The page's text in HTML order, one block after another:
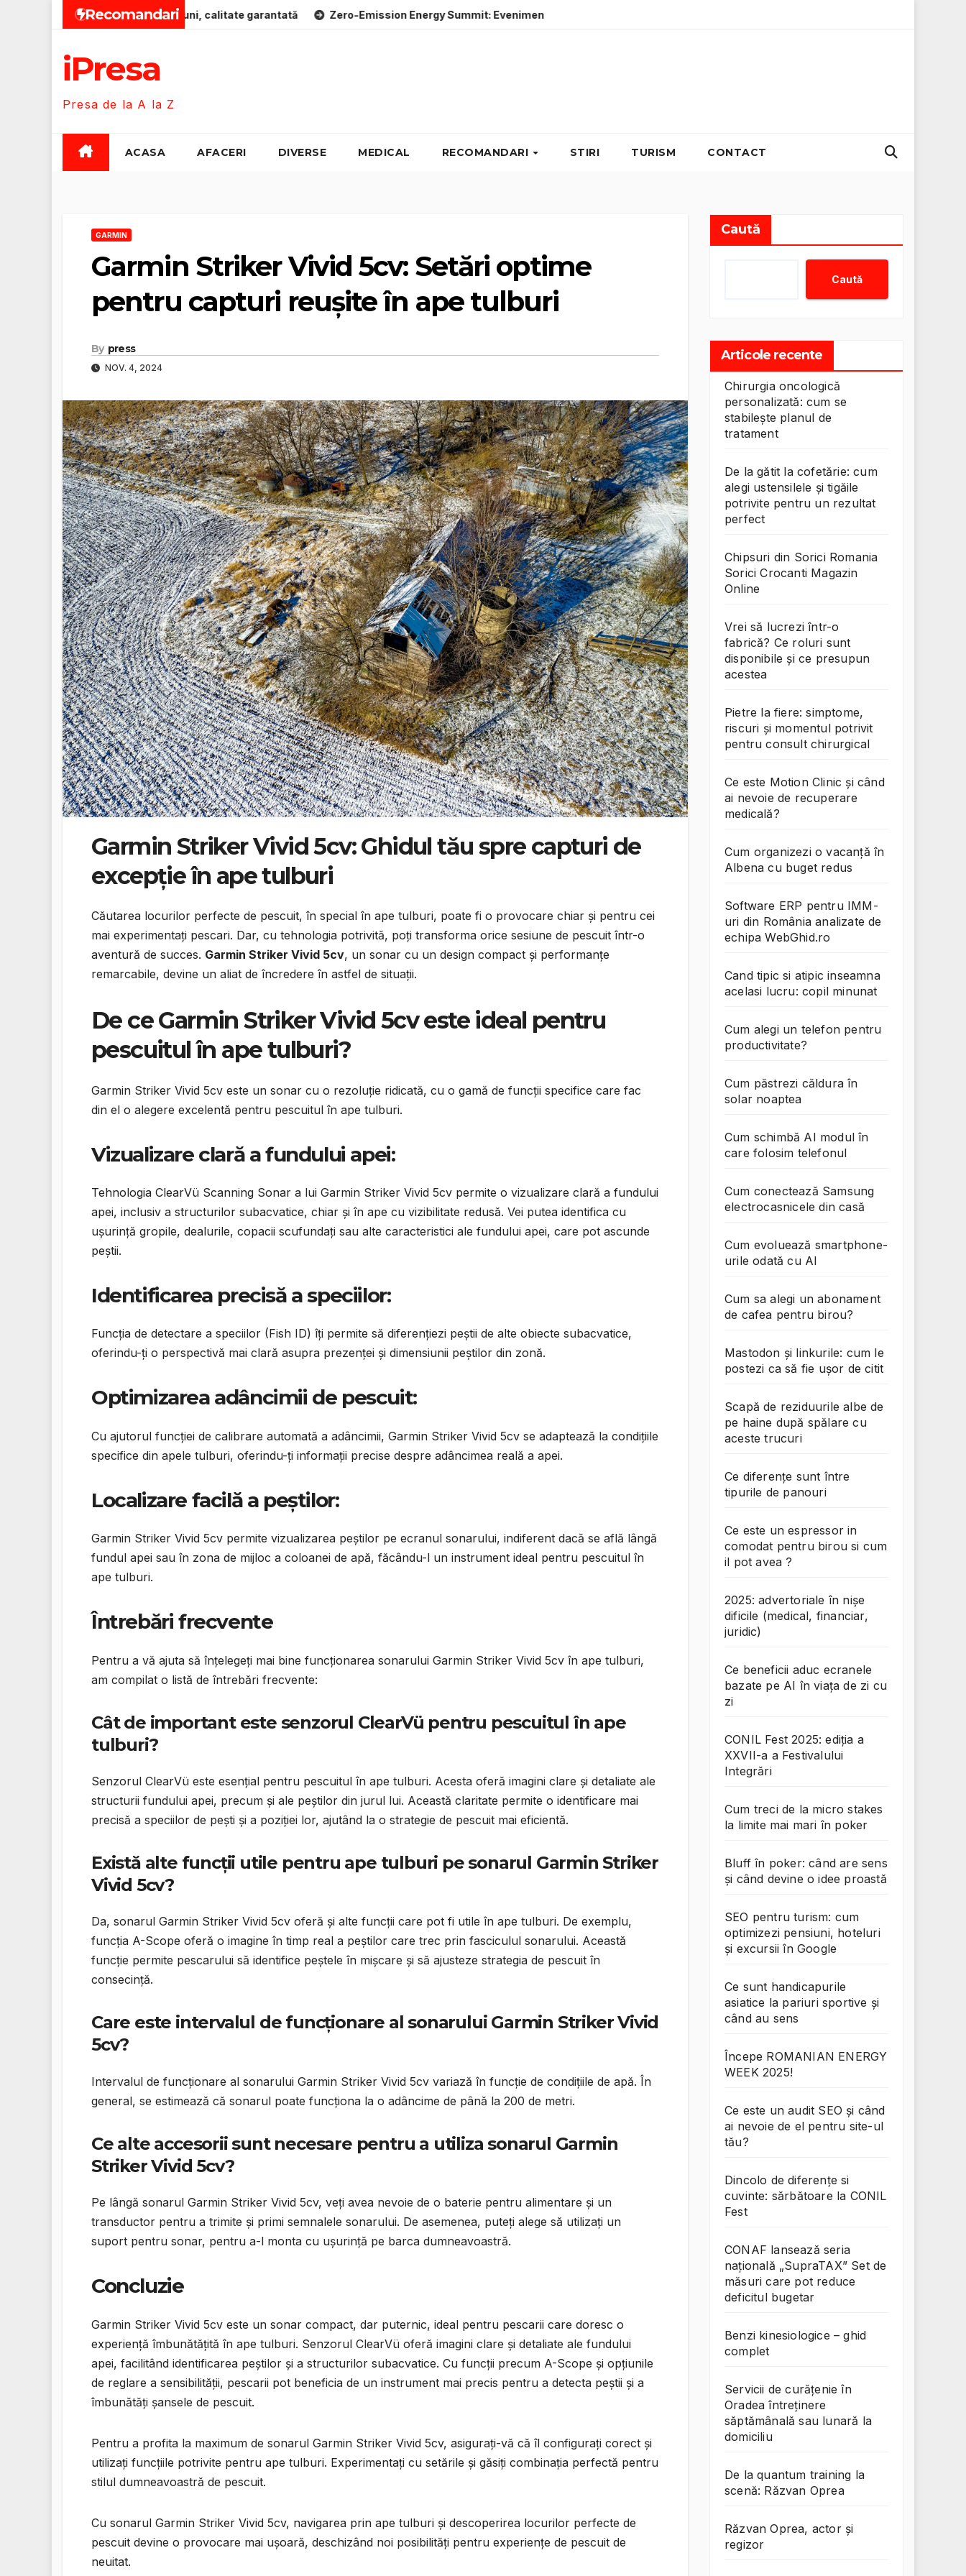
Recomandari
pentru bebeluși 0-12 luni, calitate garantată Zero-Emission Energy Summit: Evenimente energie despre soluții cu emisii zero
iPresa
Presa de la A la Z
ACASA AFACERI DIVERSE MEDICAL RECOMANDARI STIRI TURISM CONTACT
GARMIN
Garmin Striker Vivid 5cv: Setări optime
pentru capturi reușite în ape tulburi
By press
NOV. 4, 2024
Garmin Striker Vivid 5cv: Ghidul tău spre capturi de
excepție în ape tulburi
Căutarea locurilor perfecte de pescuit, în special în ape tulburi, poate fi o provocare chiar și pentru cei
mai experimentați pescari. Dar, cu tehnologia potrivită, poți transforma orice sesiune de pescuit într-o
aventură de succes. Garmin Striker Vivid 5cv, un sonar cu un design compact și performanțe
remarcabile, devine un aliat de încredere în astfel de situații.
De ce Garmin Striker Vivid 5cv este ideal pentru
pescuitul în ape tulburi?
Garmin Striker Vivid 5cv este un sonar cu o rezoluție ridicată, cu o gamă de funcții specifice care fac
din el o alegere excelentă pentru pescuitul în ape tulburi.
Vizualizare clară a fundului apei:
Tehnologia ClearVü Scanning Sonar a lui Garmin Striker Vivid 5cv permite o vizualizare clară a fundului
apei, inclusiv a structurilor subacvatice, chiar și în ape cu vizibilitate redusă. Vei putea identifica cu
ușurință gropile, dealurile, copacii scufundați sau alte caracteristici ale fundului apei, care pot ascunde
peștii.
Identificarea precisă a speciilor:
Funcția de detectare a speciilor (Fish ID) îți permite să diferențiezi peștii de alte obiecte subacvatice,
oferindu-ți o perspectivă mai clară asupra prezenței și dimensiunii peștilor din zonă.
Optimizarea adâncimii de pescuit:
Cu ajutorul funcției de calibrare automată a adâncimii, Garmin Striker Vivid 5cv se adaptează la condițiile
specifice din apele tulburi, oferindu-ți informații precise despre adâncimea reală a apei.
Localizare facilă a peștilor:
Garmin Striker Vivid 5cv permite vizualizarea peștilor pe ecranul sonarului, indiferent dacă se află lângă
fundul apei sau în zona de mijloc a coloanei de apă, făcându-l un instrument ideal pentru pescuitul în
ape tulburi.
Întrebări frecvente
Pentru a vă ajuta să înțelegeți mai bine funcționarea sonarului Garmin Striker Vivid 5cv în ape tulburi,
am compilat o listă de întrebări frecvente:
Cât de important este senzorul ClearVü pentru pescuitul în ape
tulburi?
Senzorul ClearVü este esențial pentru pescuitul în ape tulburi. Acesta oferă imagini clare și detaliate ale
structurii fundului apei, precum și ale peștilor din jurul lui. Această claritate permite o identificare mai
precisă a speciilor de pești și a poziției lor, ajutând la o strategie de pescuit mai eficientă.
Există alte funcții utile pentru ape tulburi pe sonarul Garmin Striker
Vivid 5cv?
Da, sonarul Garmin Striker Vivid 5cv oferă și alte funcții care pot fi utile în ape tulburi. De exemplu,
funcția A-Scope oferă o imagine în timp real a peștilor care trec prin fasciculul sonarului. Această
funcție permite pescarului să identifice peștele în mișcare și să ajusteze strategia de pescuit în
consecință.
Care este intervalul de funcționare al sonarului Garmin Striker Vivid
5cv?
Intervalul de funcționare al sonarului Garmin Striker Vivid 5cv variază în funcție de condițiile de apă. În
general, se estimează că sonarul poate funcționa la o adâncime de până la 200 de metri.
Ce alte accesorii sunt necesare pentru a utiliza sonarul Garmin
Striker Vivid 5cv?
Pe lângă sonarul Garmin Striker Vivid 5cv, veți avea nevoie de o baterie pentru alimentare și un
transductor pentru a trimite și primi semnalele sonarului. De asemenea, puteți alege să utilizați un
suport pentru sonar, pentru a-l monta cu ușurință pe barca dumneavoastră.
Concluzie
Garmin Striker Vivid 5cv este un sonar compact, dar puternic, ideal pentru pescarii care doresc o
experiență îmbunătățită în ape tulburi. Senzorul ClearVü oferă imagini clare și detaliate ale fundului
apei, facilitând identificarea peștilor și a structurilor subacvatice. Cu funcții precum A-Scope și opțiunile
de reglare a sensibilității, pescarii pot beneficia de un instrument mai precis pentru a detecta peștii și a
îmbunătăți șansele de pescuit.
Pentru a profita la maximum de sonarul Garmin Striker Vivid 5cv, asigurați-vă că îl configurați corect și
utilizați funcțiile potrivite pentru ape tulburi. Experimentați cu setările și găsiți combinația perfectă pentru
stilul dumneavoastră de pescuit.
Cu sonarul Garmin Striker Vivid 5cv, navigarea prin ape tulburi și descoperirea locurilor perfecte de
pescuit devine o provocare mai ușoară, deschizând noi posibilități pentru experiențe de pescuit de
neuitat.
Caută
Caută
Articole recente
Chirurgia oncologică
personalizată: cum se
stabilește planul de
tratament
De la gătit la cofetărie: cum
alegi ustensilele și tigăile
potrivite pentru un rezultat
perfect
Chipsuri din Sorici Romania
Sorici Crocanti Magazin
Online
Vrei să lucrezi într-o
fabrică? Ce roluri sunt
disponibile și ce presupun
acestea
Pietre la fiere: simptome,
riscuri și momentul potrivit
pentru consult chirurgical
Ce este Motion Clinic și când
ai nevoie de recuperare
medicală?
Cum organizezi o vacanță în
Albena cu buget redus
Software ERP pentru IMM-
uri din România analizate de
echipa WebGhid.ro
Cand tipic si atipic inseamna
acelasi lucru: copil minunat
Cum alegi un telefon pentru
productivitate?
Cum păstrezi căldura în
solar noaptea
Cum schimbă AI modul în
care folosim telefonul
Cum conectează Samsung
electrocasnicele din casă
Cum evoluează smartphone-
urile odată cu AI
Cum sa alegi un abonament
de cafea pentru birou?
Mastodon și linkurile: cum le
postezi ca să fie ușor de citit
Scapă de reziduurile albe de
pe haine după spălare cu
aceste trucuri
Ce diferențe sunt între
tipurile de panouri
Ce este un espressor in
comodat pentru birou si cum
il pot avea ?
2025: advertoriale în nișe
dificile (medical, financiar,
juridic)
Ce beneficii aduc ecranele
bazate pe AI în viața de zi cu
zi
CONIL Fest 2025: ediția a
XXVII-a a Festivalului
Integrări
Cum treci de la micro stakes
la limite mai mari în poker
Bluff în poker: când are sens
și când devine o idee proastă
SEO pentru turism: cum
optimizezi pensiuni, hoteluri
și excursii în Google
Ce sunt handicapurile
asiatice la pariuri sportive și
când au sens
Începe ROMANIAN ENERGY
WEEK 2025!
Ce este un audit SEO și când
ai nevoie de el pentru site-ul
tău?
Dincolo de diferențe si
cuvinte: sărbătoare la CONIL
Fest
CONAF lansează seria
națională „SupraTAX” Set de
măsuri care pot reduce
deficitul bugetar
Benzi kinesiologice – ghid
complet
Servicii de curățenie în
Oradea întreținere
săptămânală sau lunară la
domiciliu
De la quantum training la
scenă: Răzvan Oprea
Răzvan Oprea, actor și
regizor